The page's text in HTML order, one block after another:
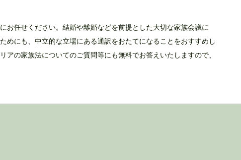
お任せください。結婚や離婚などを前提とした大切な家族会議に
めにも、中立的な立場にある通訳をおたてになることをおすすめし
アの家族法についてのご質問等にも無料でお答えいたしますので、